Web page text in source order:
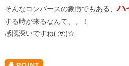
そんなコンバースの象徴でもある、ハ
する時が来るなんて、、！
感慨深いですね( ;∀;)☆